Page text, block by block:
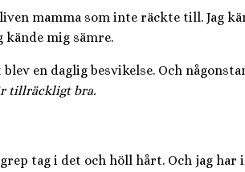
mamma som inte räckte till. Jag
kände mig sämre.
en daglig besvikelse. Och
tillräckligt bra.
tag i det och höll hårt. Och jag har